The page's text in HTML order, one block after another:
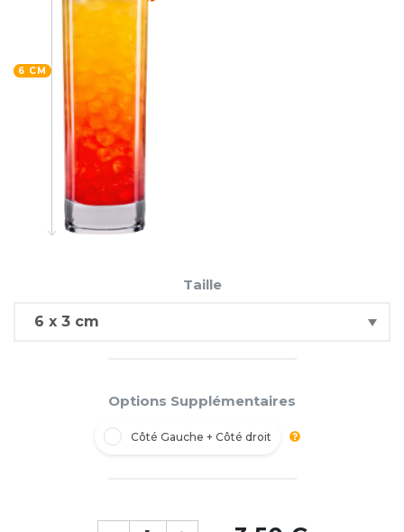
6 CM
Taille
Options Supplémentaires
Côté Gauche + Côté droit